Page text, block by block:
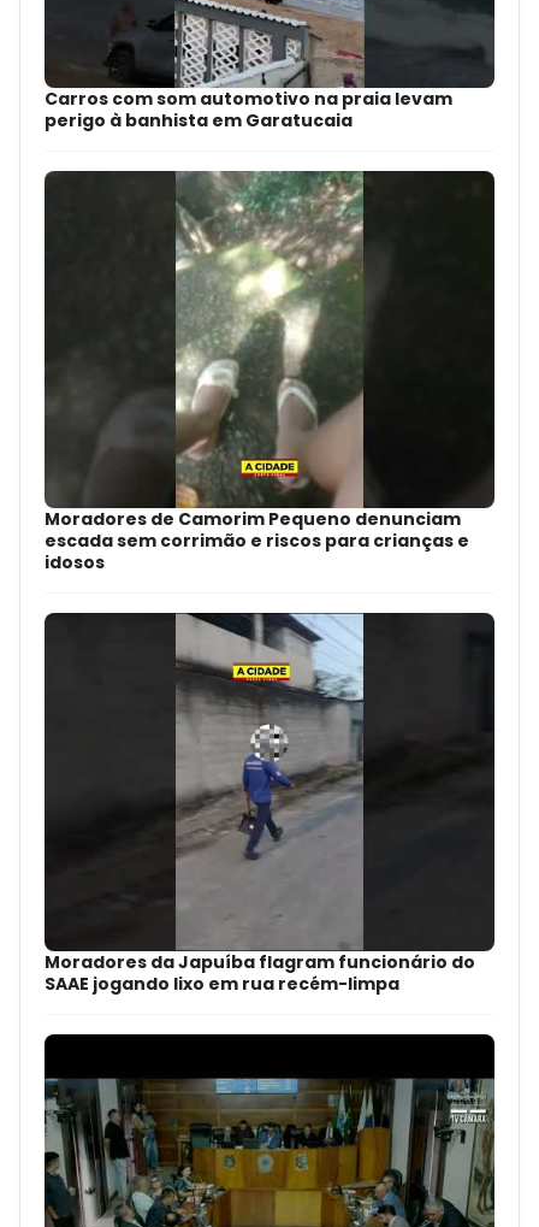
Carros com som automotivo na praia levam
perigo à banhista em Garatucaia
Moradores de Camorim Pequeno denunciam
escada sem corrimão e riscos para crianças e
idosos
Moradores da Japuíba flagram funcionário do
SAAE jogando lixo em rua recém-limpa